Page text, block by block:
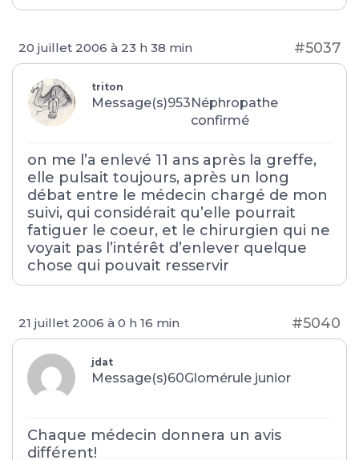
20 juillet 2006 à 23 h 38 min #5037
triton
Message(s)953Néphropathe
confirmé
on me l’a enlevé 11 ans après la greffe,
elle pulsait toujours, après un long
débat entre le médecin chargé de mon
suivi, qui considérait qu’elle pourrait
fatiguer le coeur, et le chirurgien qui ne
voyait pas l’intérêt d’enlever quelque
chose qui pouvait resservir
21 juillet 2006 à 0 h 16 min #5040
jdat
Message(s)60Glomérule junior
Chaque médecin donnera un avis
différent!